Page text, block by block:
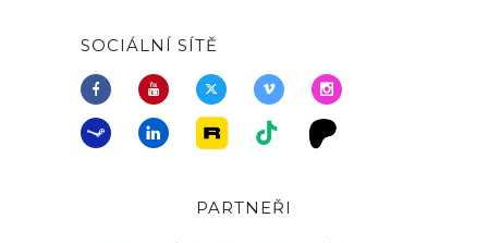
SOCIÁLNÍ SÍTĚ
PARTNEŘI